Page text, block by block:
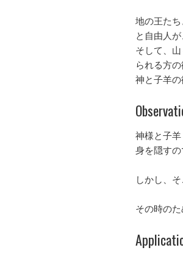
地の王た
と自由人
そして、
られる方
神と子羊
神様と子
身を隠すの
しかし、
その時の